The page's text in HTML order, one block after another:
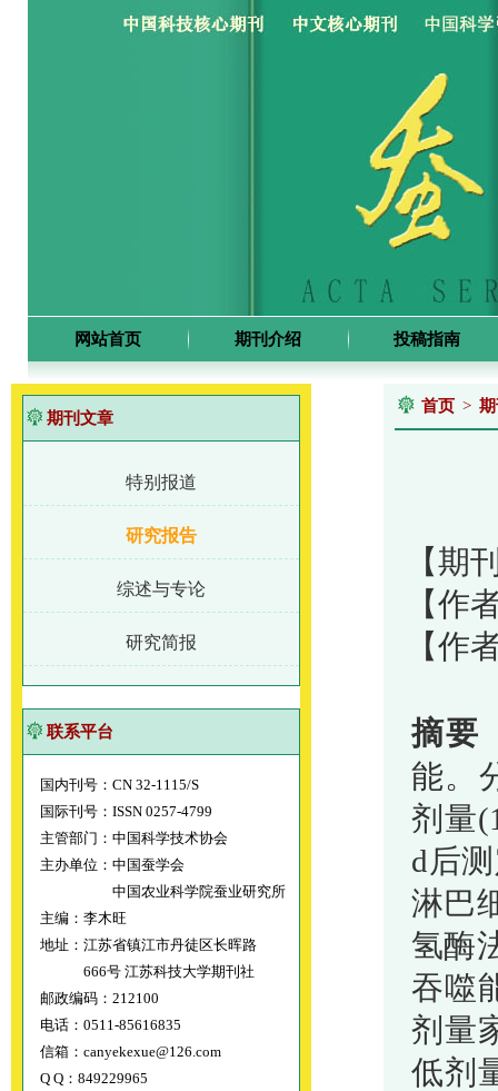
网站首页 期刊介绍 投稿指南
期刊文章
特别报道
研究报告
综述与专论
研究简报
联系平台
国内刊号：CN 32-1115/S
国际刊号：ISSN 0257-4799
主管部门：中国科学技术协会
主办单位：中国蚕学会
中国农业科学院蚕业研究所
主编：李木旺
地址：江苏省镇江市丹徒区长晖路
666号 江苏科技大学期刊社
邮政编码：212100
电话：0511-85616835
信箱：canyekexue@126.com
Q Q：849229965
首页 >
【期
【作
【作
摘要
能。
剂量
d 后
淋巴
氢酶
吞噬
剂量
低剂